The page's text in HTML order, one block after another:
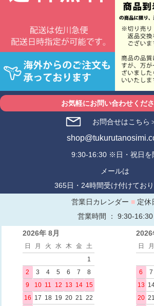
お気軽にお問い合わせくださ
お問合せはこちら
9:30-16:30 ※日・祝日を
メールは
365日・24時間受け付けており
営業日カレンダー ■ 定休
営業時間 ： 9:30-16:30
2026年 8月
日 月 火 水 木 金
土
1
2
3 4 5 6 7
8
9
10 11 12 13 14 15
16 17 18 19 20 21 22
2026
日 月
6
7
13
20 21